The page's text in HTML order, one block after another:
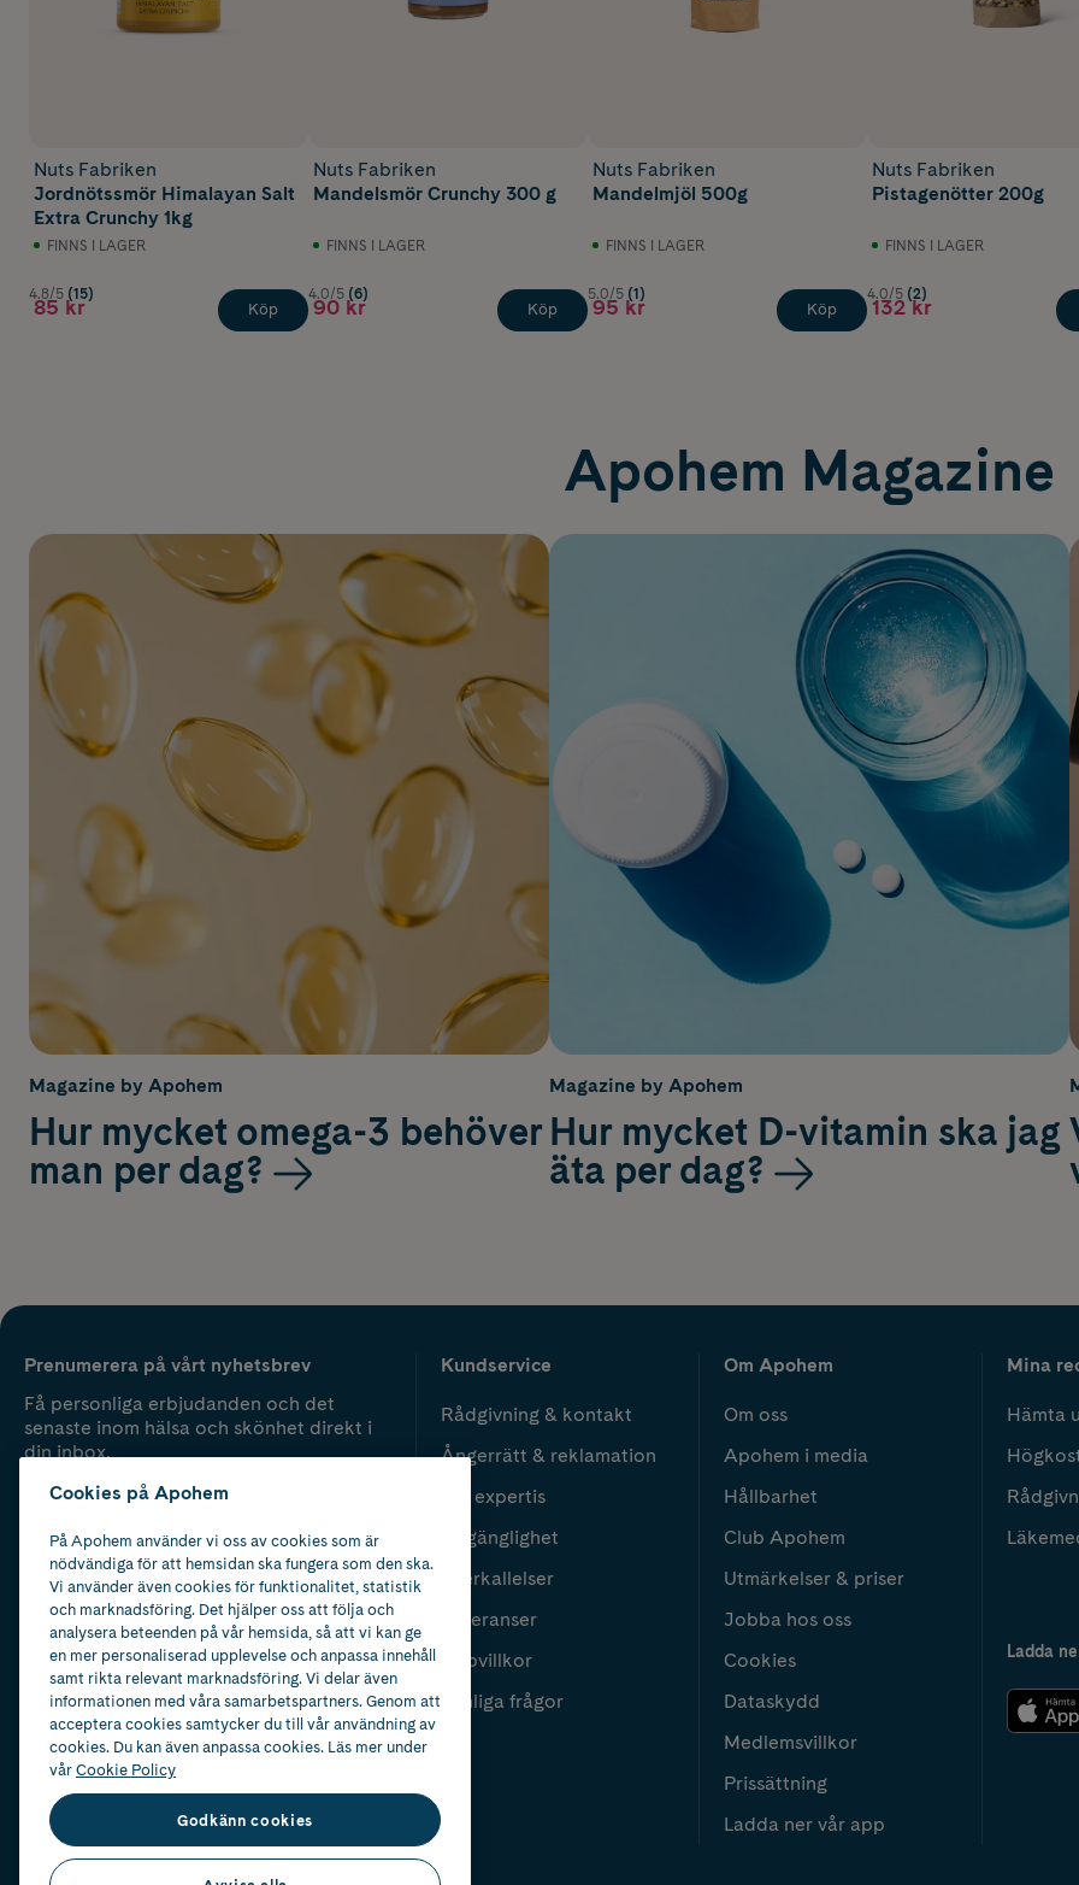
Nuts Fabriken
Jordnötssmör Himalayan Salt
Extra Crunchy 1kg
FINNS I LAGER
4.8/5 (15)
85 kr Köp
Nuts Fabriken
Mandelsmör Crunchy 300 g
FINNS I LAGER
4.0/5 (6)
90 kr Köp
Nuts Fabriken
Mandelmjöl 500g
FINNS I LAGER
5.0/5 (1)
95 kr Köp
Nuts Fabriken
Pistagenötter 200g
FINNS I LAGER
4.0/5 (2)
132 kr
Apohem Magazine
Magazine by Apohem
Hur mycket omega-3 behöver
man per dag?
Magazine by Apohem
Hur mycket D-vitamin ska jag
äta per dag?
Prenumerera på vårt nyhetsbrev
Få personliga erbjudanden och det
senaste inom hälsa och skönhet direkt i
din inbox.
Kundservice
Rådgivning & kontakt
Ångerrätt & reklamation
Vår expertis
Tillgänglighet
Återkallelser
Leveranser
Köpvillkor
Vanliga frågor
Om Apohem
Om oss
Apohem i media
Hållbarhet
Club Apohem
Utmärkelser & priser
Jobba hos oss
Cookies
Dataskydd
Medlemsvillkor
Prissättning
Ladda ner vår app
Mina
Hämta
Ladda
Cookies på Apohem
På Apohem använder vi oss av cookies som är
nödvändiga för att hemsidan ska fungera som den ska.
Vi använder även cookies för funktionalitet, statistik
och marknadsföring. Det hjälper oss att följa och
analysera beteenden på vår hemsida, så att vi kan ge
en mer personaliserad upplevelse och anpassa innehåll
samt rikta relevant marknadsföring. Vi delar även
informationen med våra samarbetspartners. Genom att
acceptera cookies samtycker du till vår användning av
cookies. Du kan även anpassa cookies. Läs mer under
vårCookie Policy
Godkänn cookies